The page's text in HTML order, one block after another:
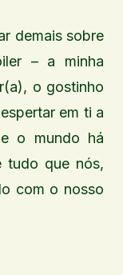
demais sobre
– a minha
o gostinho
em ti a
o mundo há
tudo que nós,
com o nosso